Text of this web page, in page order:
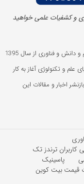
و کشفیات علمی خواهید
ترندز تک، سیستم جامع بروزترین اخبار و مقالات علم و دانش و فناوری از سال 1395
علم و تکنولوژی آغاز به کار
اخبار و مقالات این
ترندز تک
پاسینیک
قیمت بیت کوین